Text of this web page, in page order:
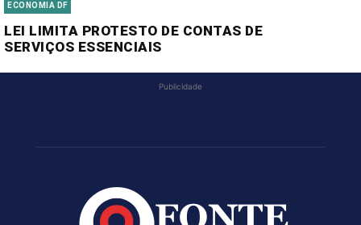
ECONOMIA DF
LEI LIMITA PROTESTO DE CONTAS DE
SERVIÇOS ESSENCIAIS
Publicidade